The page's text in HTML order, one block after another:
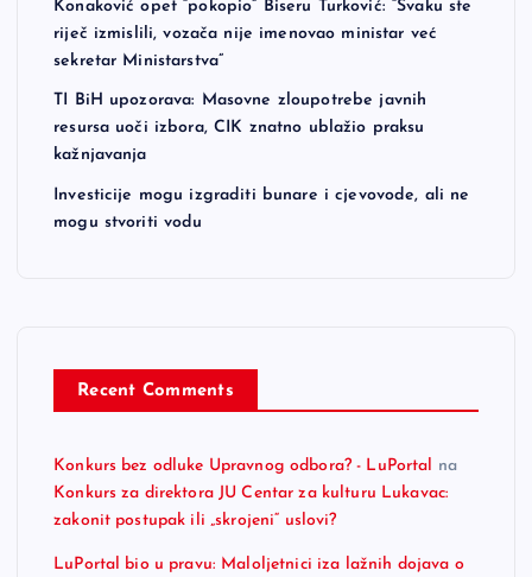
Konaković opet “pokopio” Biseru Turković: “Svaku ste
riječ izmislili, vozača nije imenovao ministar već
sekretar Ministarstva”
TI BiH upozorava: Masovne zloupotrebe javnih
resursa uoči izbora, CIK znatno ublažio praksu
kažnjavanja
Investicije mogu izgraditi bunare i cjevovode, ali ne
mogu stvoriti vodu
Recent Comments
Konkurs bez odluke Upravnog odbora? - LuPortal
na
Konkurs za direktora JU Centar za kulturu Lukavac:
zakonit postupak ili „skrojeni“ uslovi?
LuPortal bio u pravu: Maloljetnici iza lažnih dojava o